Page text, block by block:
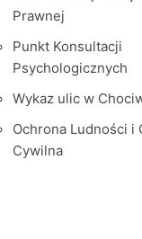
Prawnej
Punkt Konsultacji
Psychologicznych
Wykaz ulic w
Ochrona Ludności i
Cywilna